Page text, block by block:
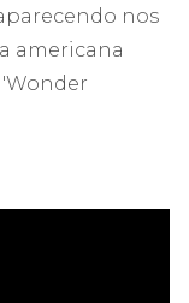
nos
americana